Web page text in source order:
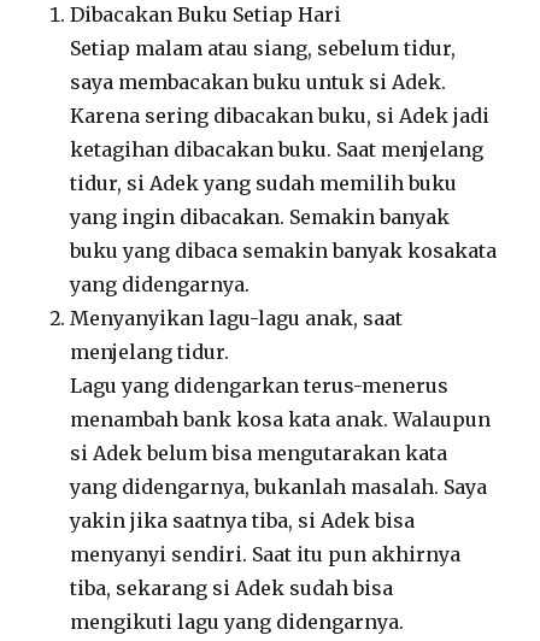
Dibacakan Buku Setiap Hari
Setiap malam atau siang, sebelum tidur,
saya membacakan buku untuk si Adek.
Karena sering dibacakan buku, si Adek jadi
ketagihan dibacakan buku. Saat menjelang
tidur, si Adek yang sudah memilih buku
yang ingin dibacakan. Semakin banyak
buku yang dibaca semakin banyak kosakata
yang didengarnya.
Menyanyikan lagu-lagu anak, saat
menjelang tidur.
Lagu yang didengarkan terus-menerus
menambah bank kosa kata anak. Walaupun
si Adek belum bisa mengutarakan kata
yang didengarnya, bukanlah masalah. Saya
yakin jika saatnya tiba, si Adek bisa
menyanyi sendiri. Saat itu pun akhirnya
tiba, sekarang si Adek sudah bisa
mengikuti lagu yang didengarnya.